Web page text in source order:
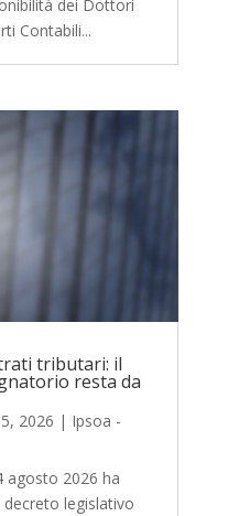
dei Dottori
Contabili...
tributari: il
resta da
2026 | Ipsoa -
agosto 2026 ha
legislativo